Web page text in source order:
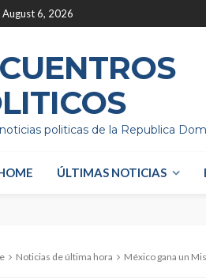
August 6, 2026
politicas de la Republica
ÚLTIMAS NOTICIAS
Noticias de última hora México gana un